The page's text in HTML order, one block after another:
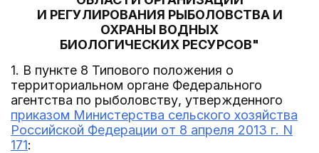
И РЕГУЛИРОВАНИЯ РЫБОЛОВСТВА И
ОХРАНЫ ВОДНЫХ
БИОЛОГИЧЕСКИХ РЕСУРСОВ"
1. В пункте 8 Типового положения о
территориальном органе Федерального
агентства по рыболовству, утвержденного
приказом Министерства сельского хозяйства
Российской Федерации от 8 апреля 2013 г. N
171: